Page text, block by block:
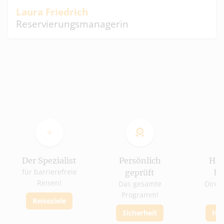
Laura Friedrich
Reservierungsmanagerin
Der Spezialist
für barrierefreie
Reisen!
Reiseziele
Persönlich
geprüft
Das gesamte
Programm!
Sicherheit